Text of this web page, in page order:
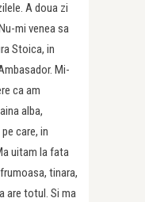
A doua zi
mi venea sa
Stoica, in
Mi-
ca am
alba,
care, in
uitam la fata
tinara,
are totul. Si ma